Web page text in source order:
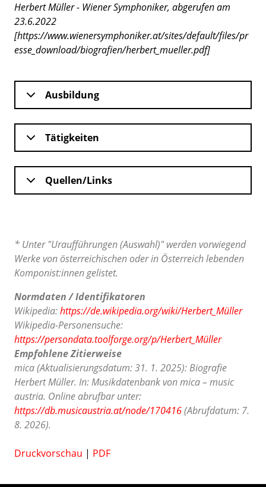
Herbert Müller - Wiener Symphoniker, abgerufen am
23.6.2022
[https://www.wienersymphoniker.at/sites/default/files/pr
esse_download/biografien/herbert_mueller.pdf]
Ausbildung
Tätigkeiten
Quellen/Links
* Unter "Uraufführungen (Auswahl)" werden vorwiegend
Werke von österreichischen oder in Österreich lebenden
Komponist:innen gelistet.
Normdaten / Identifikatoren
Wikipedia:https://de.wikipedia.org/wiki/Herbert_Müller
Wikipedia-Personensuche:
https://persondata.toolforge.org/p/Herbert_Müller
Empfohlene Zitierweise
mica (Aktualisierungsdatum: 31. 1. 2025): Biografie
Herbert Müller. In: Musikdatenbank von mica – music
austria. Online abrufbar unter:
https://db.musicaustria.at/node/170416(Abrufdatum: 7.
8. 2026).
Druckvorschau | PDF